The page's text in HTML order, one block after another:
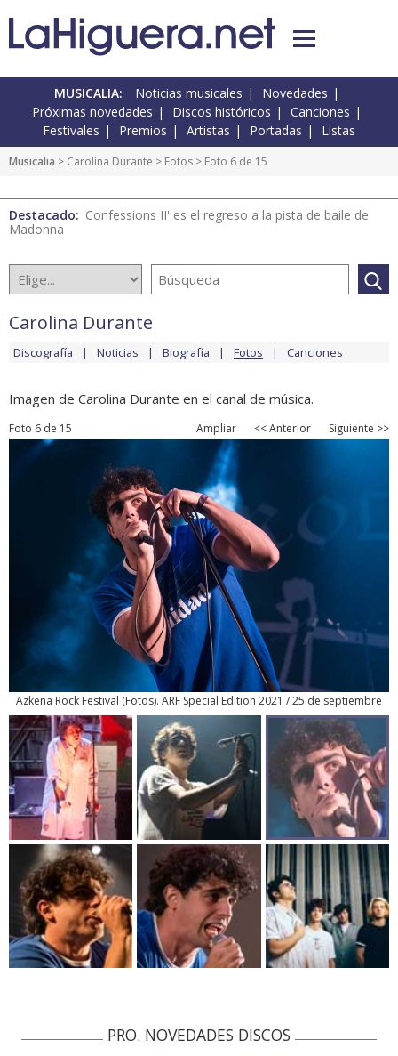
MUSICALIA: Noticias musicales
Novedades
Próximas novedades
Discos históricos
Canciones
Festivales
Premios Artistas Portadas Listas
Musicalia > Carolina Durante > Fotos > Foto 6 de 15
Destacado: 'Confessions II' es el regreso a la pista de baile de
Madonna
Carolina Durante
Discografía Noticias Biografía Fotos Canciones
Imagen de Carolina Durante en el canal de música.
Foto 6 de 15 Ampliar << Anterior Siguiente >>
Azkena Rock Festival (Fotos). ARF Special Edition 2021 / 25 de septiembre
PRO. NOVEDADES DISCOS